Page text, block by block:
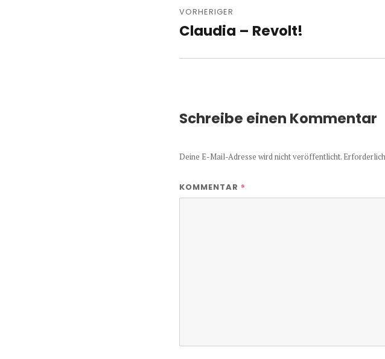
VORHERIGER
Vorheriger
Claudia – Revolt!
Schreibe einen Kommentar
Deine E-Mail-Adresse wird nicht veröffentlicht.
KOMMENTAR *